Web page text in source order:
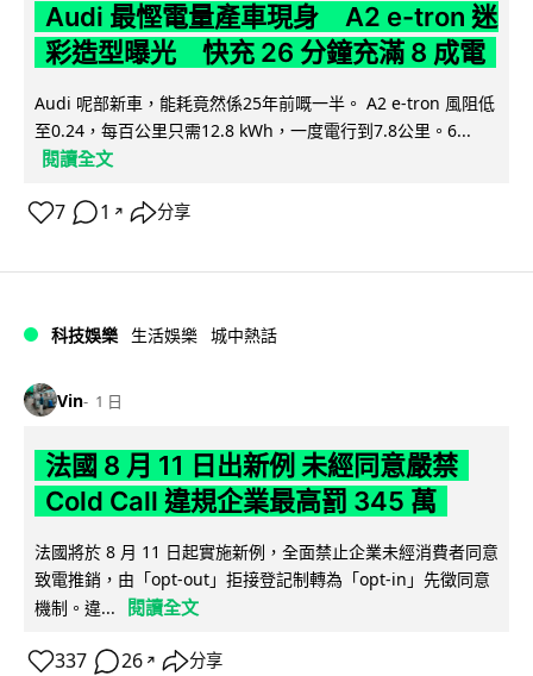
Audi 最慳電量產車現身 A2 e-tron 迷
彩造型曝光 快充 26 分鐘充滿 8 成電
Audi 呢部新車，能耗竟然係25年前嘅一半。 A2 e-tron 風阻低
至0.24，每百公里只需12.8 kWh，一度電行到7.8公里。6...
閱讀全文
7 1 ↗ 分享
科技娛樂 生活娛樂 城中熱話
Vin 1 日
法國 8 月 11 日出新例 未經同意嚴禁
Cold Call 違規企業最高罰 345 萬
法國將於 8 月 11 日起實施新例，全面禁止企業未經消費者同意
致電推銷，由「opt-out」拒接登記制轉為「opt-in」先徵同意
機制。違...
閱讀全文
337 26 ↗ 分享